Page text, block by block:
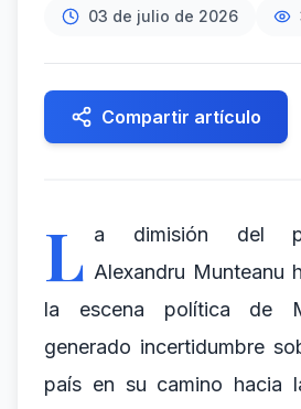
03 de julio de 2026
Compartir artículo
L a dimisión del
Alexandru Munteanu
la escena política de
generado incertidumbre
país en su camino hacia